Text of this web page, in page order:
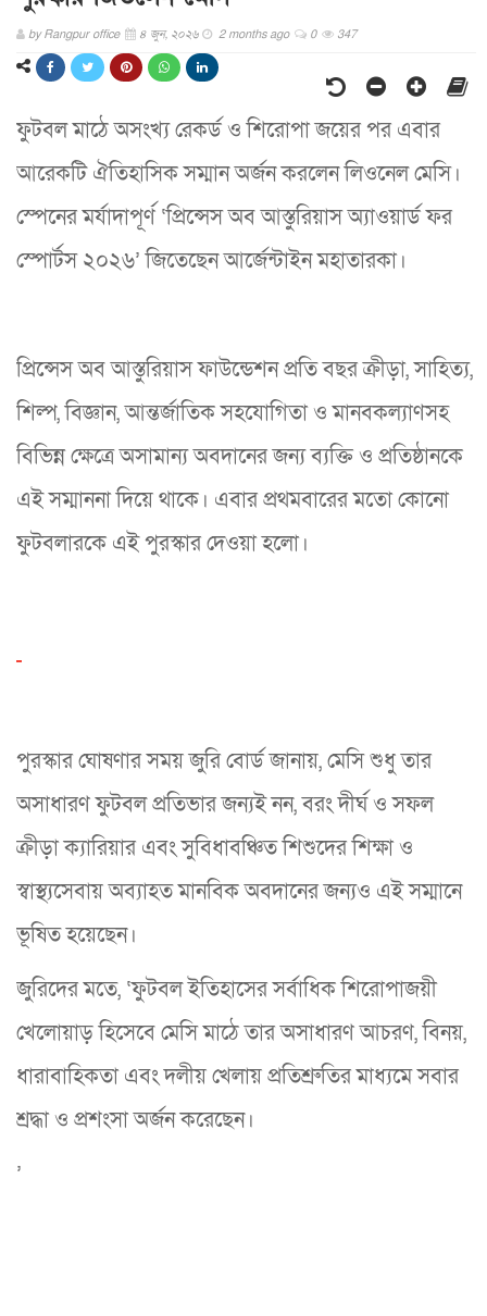
byRangpur office ৪ জুন, ২০২৬ 2 months ago 0 347
ফুটবল মাঠে অসংখ্য রেকর্ড ও শিরোপা জয়ের পর এবার
আরেকটি ঐতিহাসিক সম্মান অর্জন করলেন লিওনেল মেসি।
স্পেনের মর্যাদাপূর্ণ ‘প্রিন্সেস অব আস্তুরিয়াস অ্যাওয়ার্ড ফর
স্পোর্টস ২০২৬’ জিতেছেন আর্জেন্টাইন মহাতারকা।
প্রিন্সেস অব আস্তুরিয়াস ফাউন্ডেশন প্রতি বছর ক্রীড়া, সাহিত্য,
শিল্প, বিজ্ঞান, আন্তর্জাতিক সহযোগিতা ও মানবকল্যাণসহ
বিভিন্ন ক্ষেত্রে অসামান্য অবদানের জন্য ব্যক্তি ও প্রতিষ্ঠানকে
এই সম্মাননা দিয়ে থাকে। এবার প্রথমবারের মতো কোনো
ফুটবলারকে এই পুরস্কার দেওয়া হলো।
পুরস্কার ঘোষণার সময় জুরি বোর্ড জানায়, মেসি শুধু তার
অসাধারণ ফুটবল প্রতিভার জন্যই নন, বরং দীর্ঘ ও সফল
ক্রীড়া ক্যারিয়ার এবং সুবিধাবঞ্চিত শিশুদের শিক্ষা ও
স্বাস্থ্যসেবায় অব্যাহত মানবিক অবদানের জন্যও এই সম্মানে
ভূষিত হয়েছেন।
জুরিদের মতে, ‘ফুটবল ইতিহাসের সর্বাধিক শিরোপাজয়ী
খেলোয়াড় হিসেবে মেসি মাঠে তার অসাধারণ আচরণ, বিনয়,
ধারাবাহিকতা এবং দলীয় খেলায় প্রতিশ্রুতির মাধ্যমে সবার
শ্রদ্ধা ও প্রশংসা অর্জন করেছেন।
’